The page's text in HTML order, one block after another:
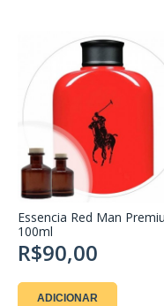
Essencia Red Man
100ml
R$90,00
ADICIONAR